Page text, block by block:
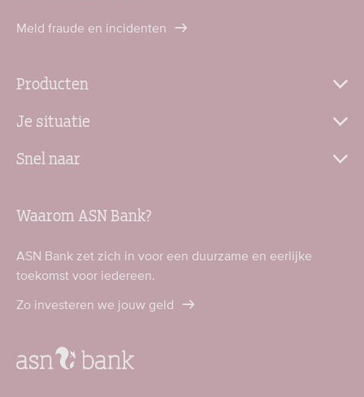
Meld fraude en incidenten
Producten
Je situatie
Snel naar
Waarom ASN Bank?
ASN Bank zet zich in voor een duurzame en eerlijke
toekomst voor iedereen.
Zo investeren we jouw geld